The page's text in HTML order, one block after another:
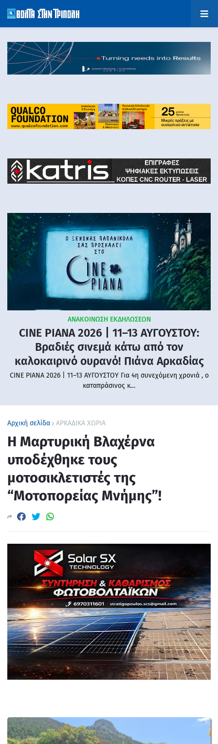
ΑΝΑΚΟΙΝΩΣΗ ΕΚΔΗΛΩΣΕΩΝ
CINE PIANA 2026 | 11–13 ΑΥΓΟΥΣΤΟΥ:
Βραδιές σινεμά κάτω από τον
καλοκαιρινό ουρανό! Πιάνα Αρκαδίας
CINE PIANA 2026 | 11–13 ΑΥΓΟΥΣΤΟΥ Για 4η συνεχόμενη χρονιά , ο
καταπράσινος κ…
Αρχική σελίδα ΑΡΚΑΔΙΚΑ ΧΩΡΙΑ
Η Μαρτυρική Βλαχέρνα
υποδέχθηκε τους
μοτοσικλετιστές της
“Μοτοπορείας Μνήμης”!